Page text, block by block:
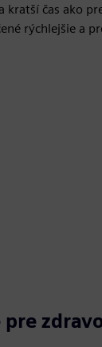
kratší čas ako
rýchlejšie a